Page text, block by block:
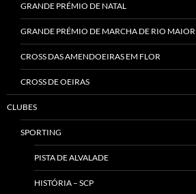
GRANDE PRÉMIO DE NATAL
GRANDE PRÉMIO DE MARCHA DE RIO MAIOR
CROSS DAS AMENDOEIRAS EM FLOR
CROSS DE OEIRAS
CLUBES
SPORTING
PISTA DE ALVALADE
HISTÓRIA – SCP